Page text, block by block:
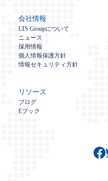
会社情報
LTS Groupについて
ニュース
採用情報
個人情報保護方針
情報セキュリティ方針
リソース
ブログ
Eブック